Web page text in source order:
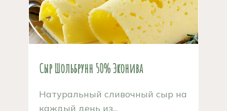
Сыр Шольбрунн 50% Эконива
Натуральный сливочный сыр на
каждый день из...